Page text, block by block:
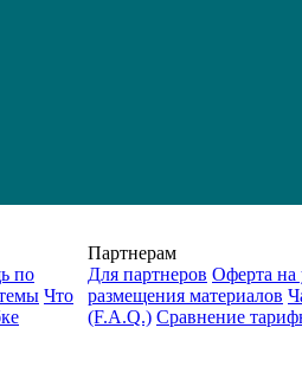
по
Что
Партнерам
Для партнеров Оферта на
размещения материалов
(F.A.Q.) Cравнение